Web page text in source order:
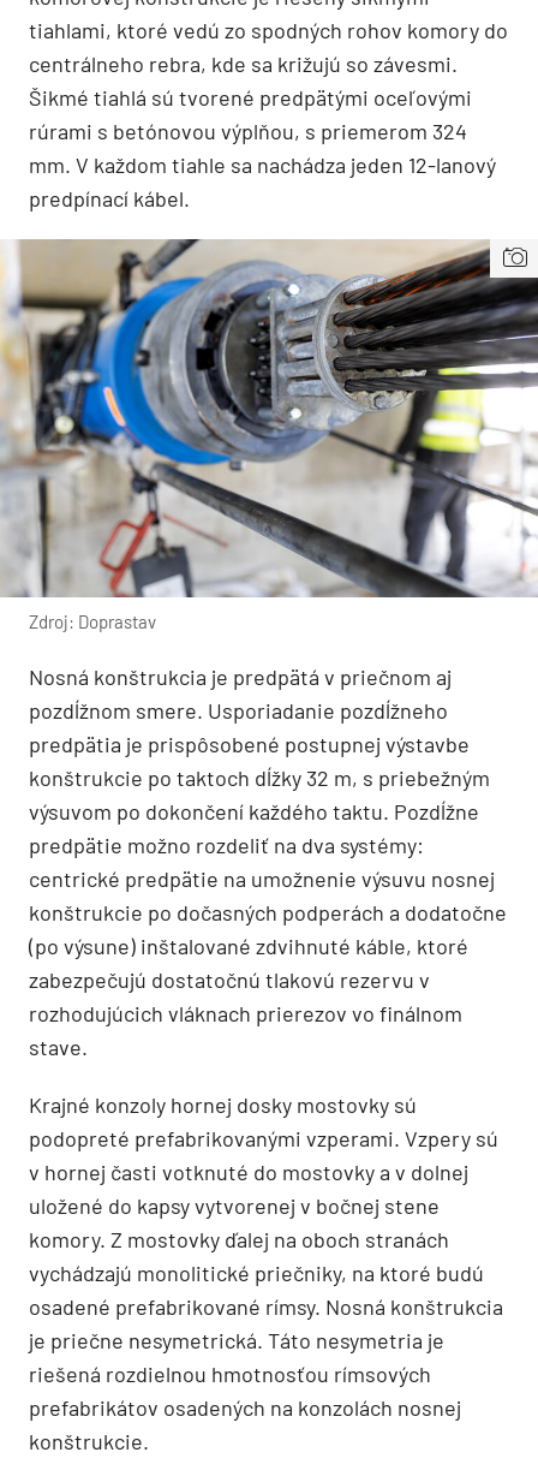
tiahlami, ktoré vedú zo spodných rohov komory do
centrálneho rebra, kde sa križujú so závesmi.
Šikmé tiahlá sú tvorené predpätými oceľovými
rúrami s betónovou výplňou, s priemerom 324
mm. V každom tiahle sa nachádza jeden 12-lanový
predpínací kábel.
Zdroj: Doprastav
Nosná konštrukcia je predpätá v priečnom aj
pozdĺžnom smere. Usporiadanie pozdĺžneho
predpätia je prispôsobené postupnej výstavbe
konštrukcie po taktoch dĺžky 32 m, s priebežným
výsuvom po dokončení každého taktu. Pozdĺžne
predpätie možno rozdeliť na dva systémy:
centrické predpätie na umožnenie výsuvu nosnej
konštrukcie po dočasných podperách a dodatočne
(po výsune) inštalované zdvihnuté káble, ktoré
zabezpečujú dostatočnú tlakovú rezervu v
rozhodujúcich vláknach prierezov vo finálnom
stave.
Krajné konzoly hornej dosky mostovky sú
podopreté prefabrikovanými vzperami. Vzpery sú
v hornej časti votknuté do mostovky a v dolnej
uložené do kapsy vytvorenej v bočnej stene
komory. Z mostovky ďalej na oboch stranách
vychádzajú monolitické priečniky, na ktoré budú
osadené prefabrikované rímsy. Nosná konštrukcia
je priečne nesymetrická. Táto nesymetria je
riešená rozdielnou hmotnosťou rímsových
prefabrikátov osadených na konzolách nosnej
konštrukcie.